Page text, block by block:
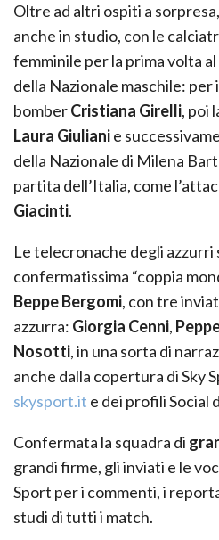
Oltre ad altri ospiti a
anche in studio, con le
femminile per la prima volta
della Nazionale maschile: per
bomberCristiana Girelli, poi
Laura Giulianie
della Nazionale di Milena
partita dell’Italia, come
Giacinti.
Le telecronache degli azzurri
confermatissima “coppia
Beppe Bergomi, con tre
azzurra: Giorgia Cenni,
Nosotti, in una sorta di
anche dalla copertura di Sky
skysport.it e dei profili Social
Confermata la squadra di
grandi firme, gli inviati e le
Sport per i commenti, i
studi di tutti i match.